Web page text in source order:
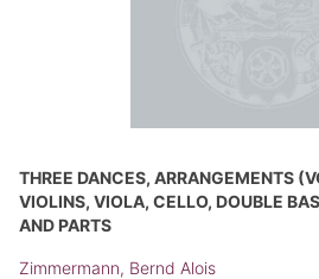
THREE DANCES, ARRANGEMENTS
VIOLINS, VIOLA, CELLO, DOUBLE
AND PARTS
Zimmermann, Bernd Alois